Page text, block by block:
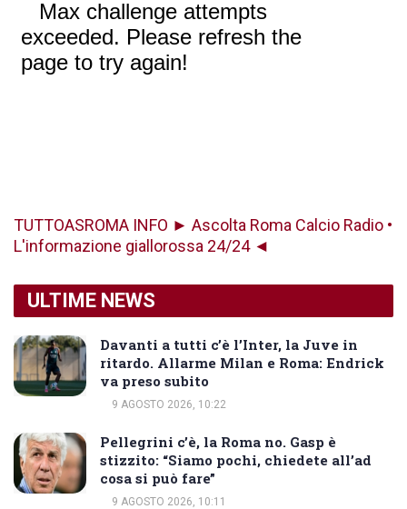
TUTTOASROMA INFO ► Ascolta Roma Calcio Radio •
L'informazione giallorossa 24/24 ◄
ULTIME NEWS
Davanti a tutti c’è l’Inter, la Juve in
ritardo. Allarme Milan e Roma: Endrick
va preso subito
9 AGOSTO 2026, 10:22
Pellegrini c’è, la Roma no. Gasp è
stizzito: “Siamo pochi, chiedete all’ad
cosa si può fare”
9 AGOSTO 2026, 10:11